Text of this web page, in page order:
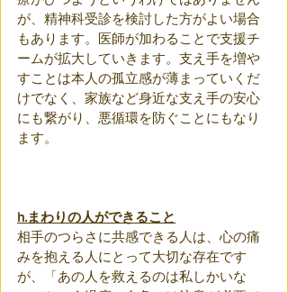
が、精神科受診を検討した方がよい場合
もあります。医師が加わることで支援チ
ームが拡大していきます。支え手を増や
すことは本人の孤立感が薄まっていくだ
けでなく、家族など身近な支え手の安心
にも繋がり、悪循環を防ぐことにもなり
ます。
h.まわりの人ができること
相手のつらさに共感できる人は、心の痛
みを抱える人にとって大切な存在です
が、「あの人を救えるのは私しかいな